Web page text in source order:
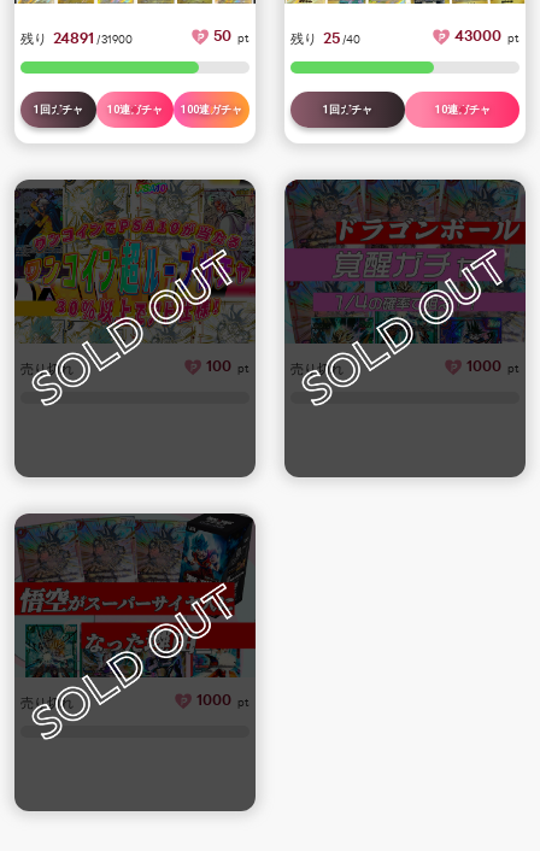
残り 24891 /31900 50 pt
1回ガチャ 10連ガチャ 100連ガチャ
残り 25 /40 43000 pt
1回ガチャ 10連ガチャ
売り切れ 100 pt 売り切れ 1000 pt
売り切れ 1000 pt